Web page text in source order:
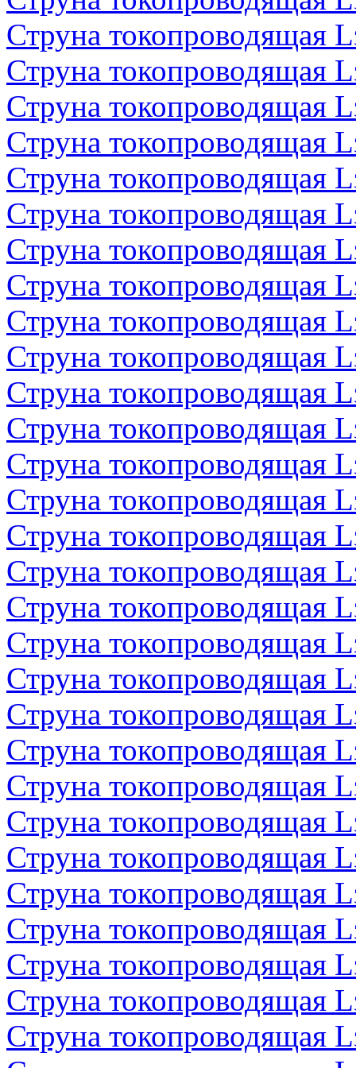
Струна токопроводящая
Струна токопроводящая
Струна токопроводящая
Струна токопроводящая
Струна токопроводящая
Струна токопроводящая
Струна токопроводящая
Струна токопроводящая
Струна токопроводящая
Струна токопроводящая
Струна токопроводящая
Струна токопроводящая
Струна токопроводящая
Струна токопроводящая
Струна токопроводящая
Струна токопроводящая
Струна токопроводящая
Струна токопроводящая
Струна токопроводящая
Струна токопроводящая
Струна токопроводящая
Струна токопроводящая
Струна токопроводящая
Струна токопроводящая
Струна токопроводящая
Струна токопроводящая
Струна токопроводящая
Струна токопроводящая
Струна токопроводящая